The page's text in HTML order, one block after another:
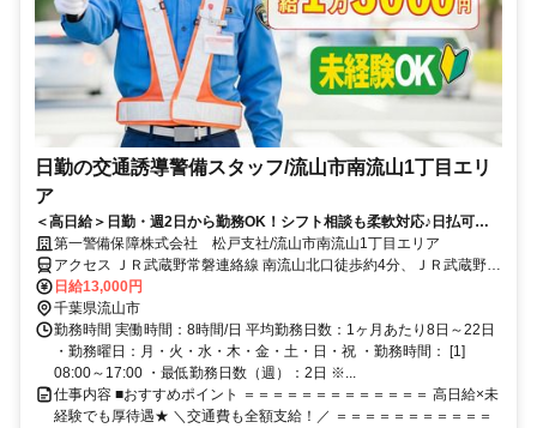
日勤の交通誘導警備スタッフ/流山市南流山1丁目エリ
ア
＜高日給＞日勤・週2日から勤務OK！シフト相談も柔軟対応♪日払可◎
未経験歓迎★
第一警備保障株式会社 松戸支社/流山市南流山1丁目エリア
アクセス ＪＲ武蔵野常磐連絡線 南流山北口徒歩約4分、ＪＲ武蔵野常
磐連絡線 南流山北口徒歩約4分、ＪＲ武蔵野常磐連絡線 南流山北口徒
歩約4分 直行直帰OK＊交通費全額支給＊
日給13,000円
千葉県流山市
勤務時間 実働時間：8時間/日 平均勤務日数：1ヶ月あたり8日～22日
・勤務曜日：月・火・水・木・金・土・日・祝 ・勤務時間： [1]
08:00～17:00 ・最低勤務日数（週）：2日 ※...
仕事内容 ■おすすめポイント ＝＝＝＝＝＝＝＝＝＝＝＝＝ 高日給×未
経験でも厚待遇★ ＼交通費も全額支給！／ ＝＝＝＝＝＝＝＝＝＝＝